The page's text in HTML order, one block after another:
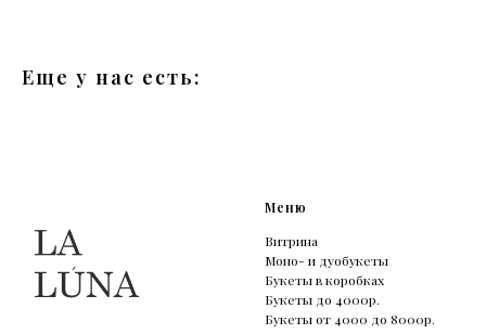
Еще у нас есть:
Меню
Витрина
Моно- и дуобукеты
Букеты в коробках
Букеты до 4000р.
Букеты от 4000 до 8000р.